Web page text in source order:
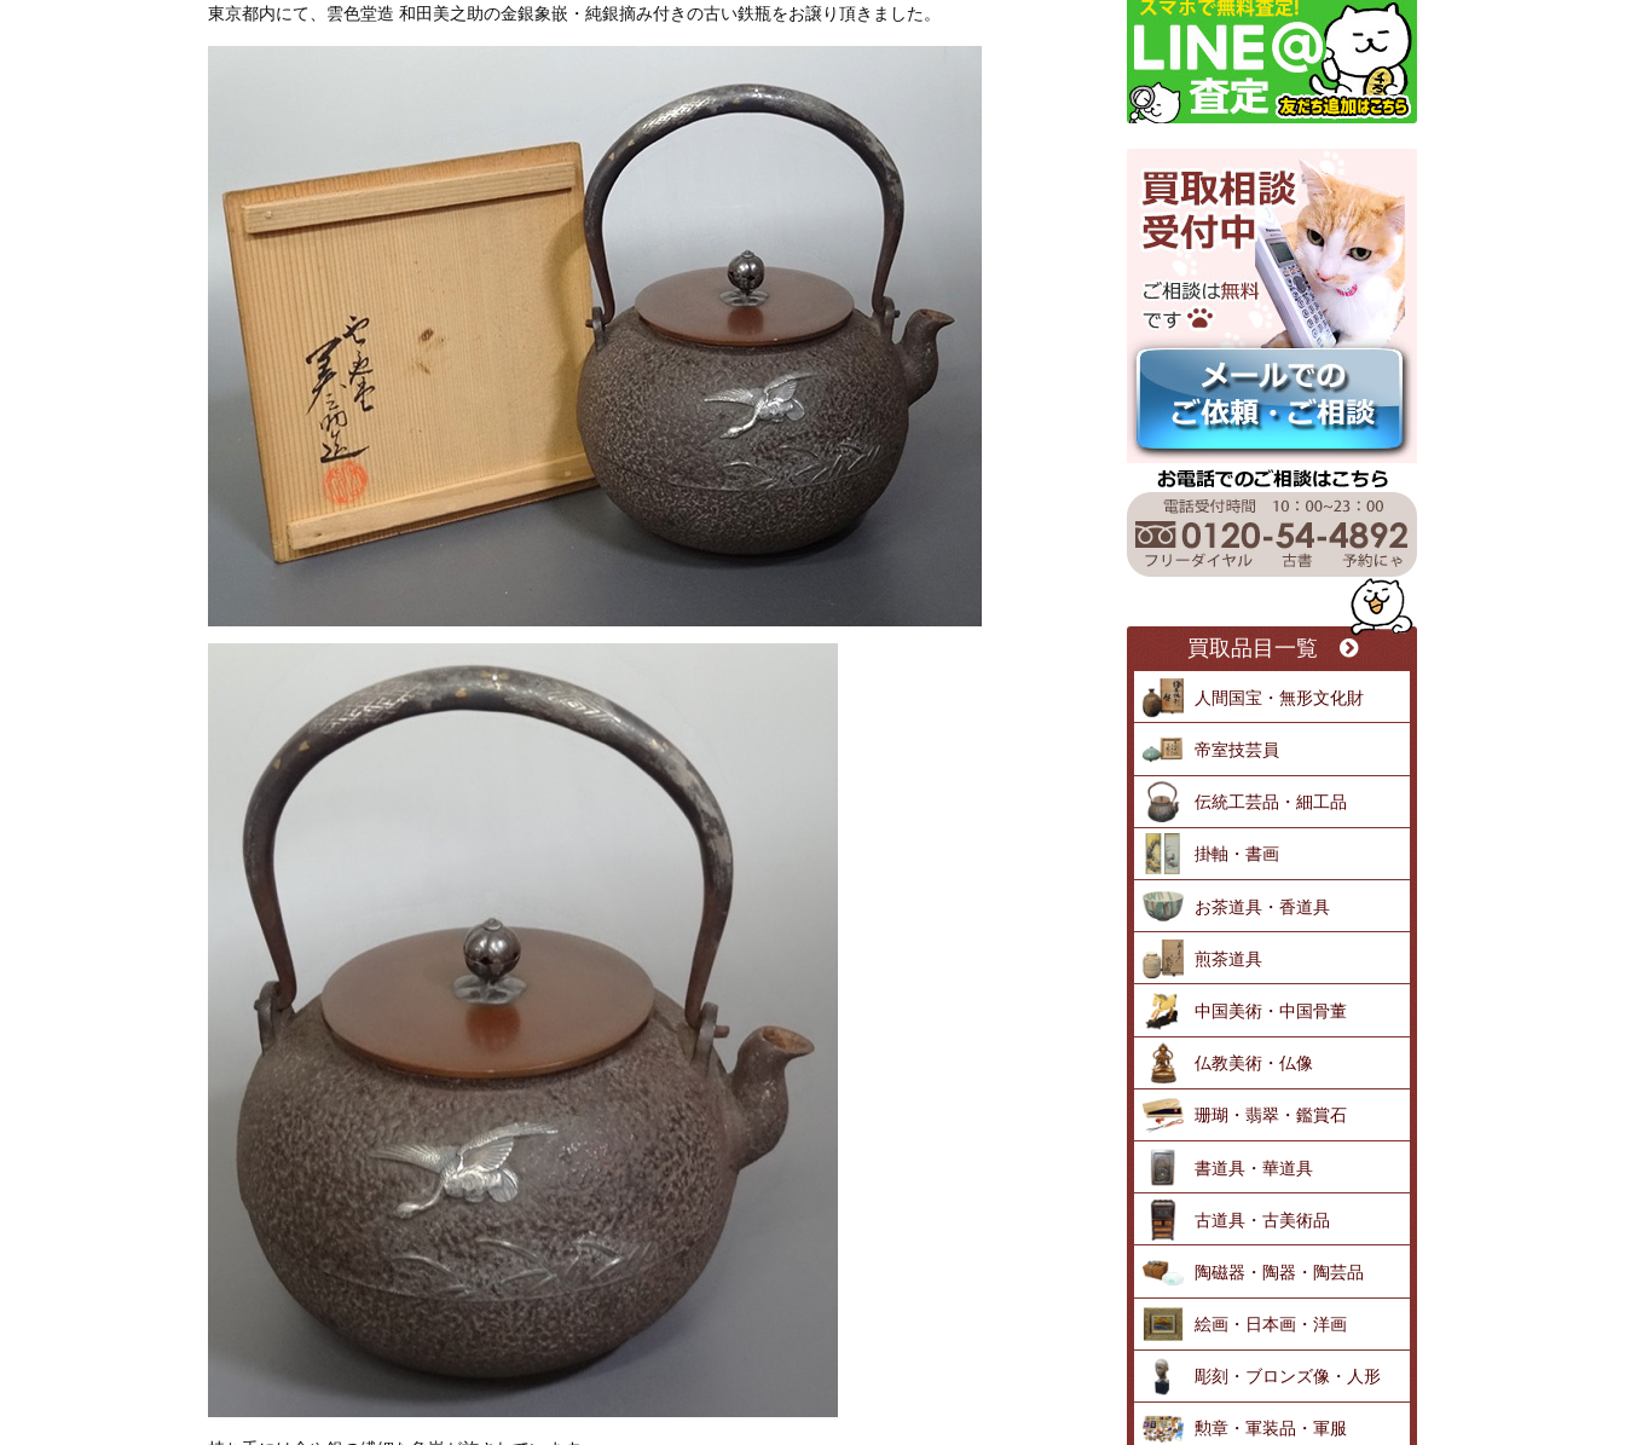
東京都内にて、雲色堂造 和田美之助の金銀象嵌・純銀摘み付きの古い鉄瓶をお譲り頂きました。
買取品目一覧
人間国宝・無形文化財
帝室技芸員
伝統工芸品・細工品
掛軸・書画
お茶道具・香道具
煎茶道具
中国美術・中国骨董
仏教美術・仏像
珊瑚・翡翠・鑑賞石
書道具・華道具
古道具・古美術品
陶磁器・陶器・陶芸品
絵画・日本画・洋画
彫刻・ブロンズ像・人形
勲章・軍装品・軍服